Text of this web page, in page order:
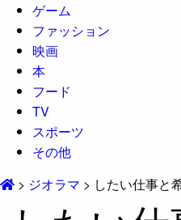
ゲーム
ファッション
映画
本
フード
TV
スポーツ
その他
> ジオラマ > したい仕事と